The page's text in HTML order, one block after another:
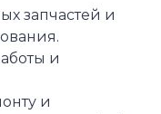
запчастей и
и
и